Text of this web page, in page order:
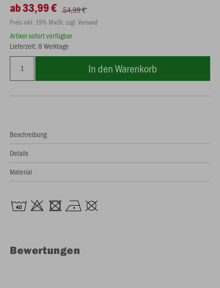
ab 33,99 € 54,99 €
Preis inkl. 19% MwSt. zzgl. Versand
Artikel sofort verfügbar
Lieferzeit: 8 Werktage
In den Warenkorb
Beschreibung
Details
Material
Bewertungen